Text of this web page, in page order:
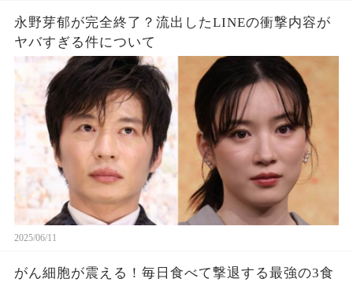
永野芽郁が完全終了？流出したLINEの衝撃内容が
ヤバすぎる件について
2025/06/11
がん細胞が震える！毎日食べて撃退する最強の3食